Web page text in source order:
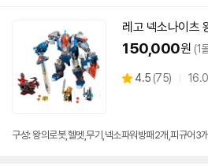
배송·설치비가 달라집니다.
기
레고 넥소나이츠
150,000원 (1
별
4.5 (상
뷰
75)
구성: 왕의로봇,헬멧,무기,넥소파워방패2개,피규어3